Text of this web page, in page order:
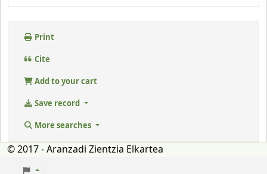
Print
Cite
Add to your cart
Save record
More searches
© 2017 - Aranzadi Zientzia Elkartea